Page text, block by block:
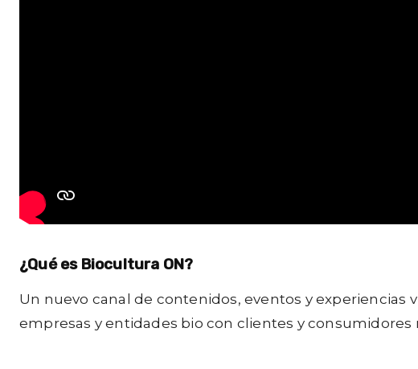
¿Qué es Biocultura ON?
Un nuevo canal de contenidos, eventos y
empresas y entidades bio con clientes y